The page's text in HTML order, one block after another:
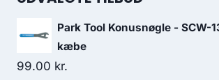
Park Tool Konusnøgle - SCW-
kæbe
99.00 kr.